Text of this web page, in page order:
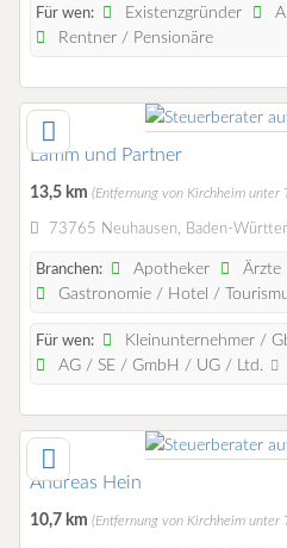
Für wen: Existenzgründer
Rentner / Pensionäre
Lamm und Partner
13,5 km (Entfernung von Kirchheim unter
73765 Neuhausen, Baden-
Branchen: Apotheker
Ärzte
Gastronomie / Hotel /
Für wen:
Kleinunternehmer /
AG / SE / GmbH / UG / Ltd.
Andreas Hein
10,7 km (Entfernung von Kirchheim unter